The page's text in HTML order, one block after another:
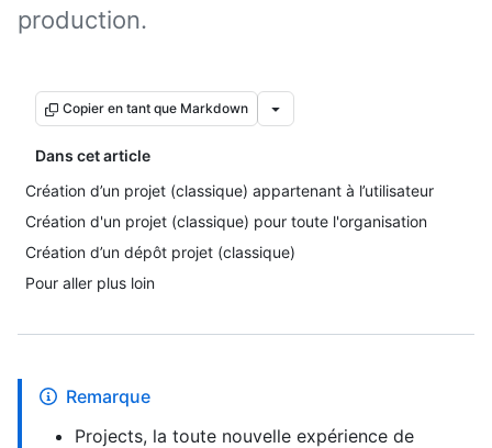
production.
Copier en tant que Markdown
Dans cet article
Création d’un projet (classique) appartenant à l’utilisateur
Création d'un projet (classique) pour toute l'organisation
Création d’un dépôt projet (classique)
Pour aller plus loin
Remarque
Projects, la toute nouvelle expérience de